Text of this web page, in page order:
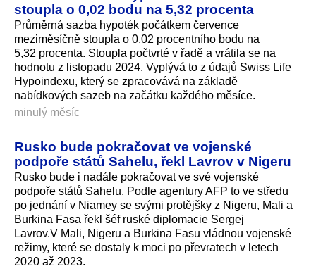
stoupla o 0,02 bodu na 5,32 procenta
Průměrná sazba hypoték počátkem července
meziměsíčně stoupla o 0,02 procentního bodu na
5,32 procenta. Stoupla počtvrté v řadě a vrátila se na
hodnotu z listopadu 2024. Vyplývá to z údajů Swiss Life
Hypoindexu, který se zpracovává na základě
nabídkových sazeb na začátku každého měsíce.
minulý měsíc
Rusko bude pokračovat ve vojenské
podpoře států Sahelu, řekl Lavrov v Nigeru
Rusko bude i nadále pokračovat ve své vojenské
podpoře států Sahelu. Podle agentury AFP to ve středu
po jednání v Niamey se svými protějšky z Nigeru, Mali a
Burkina Fasa řekl šéf ruské diplomacie Sergej
Lavrov.V Mali, Nigeru a Burkina Fasu vládnou vojenské
režimy, které se dostaly k moci po převratech v letech
2020 až 2023.